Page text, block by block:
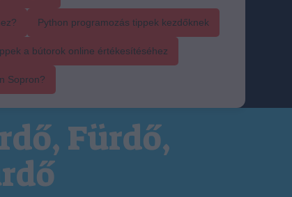
Python programozás tippek kezdőknek
a bútorok online értékesítéséhez
Sopron?
Fürdő,